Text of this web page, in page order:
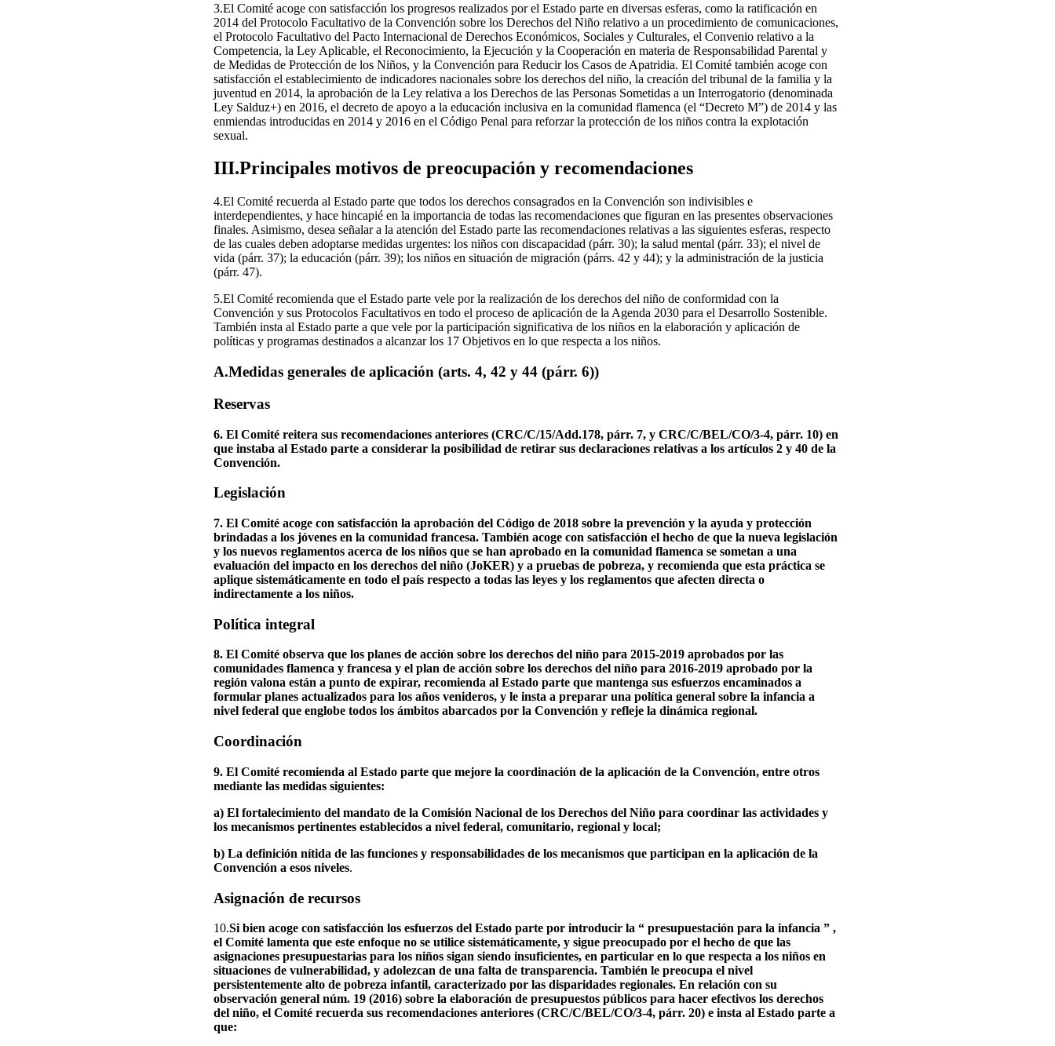
3.El Comité acoge con satisfacción los progresos realizados por el Estado parte en diversas esferas, como la ratificación en
2014 del Protocolo Facultativo de la Convención sobre los Derechos del Niño relativo a un procedimiento de comunicaciones,
el Protocolo Facultativo del Pacto Internacional de Derechos Económicos, Sociales y Culturales, el Convenio relativo a la
Competencia, la Ley Aplicable, el Reconocimiento, la Ejecución y la Cooperación en materia de Responsabilidad Parental y
de Medidas de Protección de los Niños, y la Convención para Reducir los Casos de Apatridia. El Comité también acoge con
satisfacción el establecimiento de indicadores nacionales sobre los derechos del niño, la creación del tribunal de la familia y la
juventud en 2014, la aprobación de la Ley relativa a los Derechos de las Personas Sometidas a un Interrogatorio (denominada
Ley Salduz+) en 2016, el decreto de apoyo a la educación inclusiva en la comunidad flamenca (el “Decreto M”) de 2014 y las
enmiendas introducidas en 2014 y 2016 en el Código Penal para reforzar la protección de los niños contra la explotación
sexual.
III.Principales motivos de preocupación y recomendaciones
4.El Comité recuerda al Estado parte que todos los derechos consagrados en la Convención son indivisibles e
interdependientes, y hace hincapié en la importancia de todas las recomendaciones que figuran en las presentes observaciones
finales. Asimismo, desea señalar a la atención del Estado parte las recomendaciones relativas a las siguientes esferas, respecto
de las cuales deben adoptarse medidas urgentes: los niños con discapacidad (párr. 30); la salud mental (párr. 33); el nivel de
vida (párr. 37); la educación (párr. 39); los niños en situación de migración (párrs. 42 y 44); y la administración de la justicia
(párr. 47).
5.El Comité recomienda que el Estado parte vele por la realización de los derechos del niño de conformidad con la
Convención y sus Protocolos Facultativos en todo el proceso de aplicación de la Agenda 2030 para el Desarrollo Sostenible.
También insta al Estado parte a que vele por la participación significativa de los niños en la elaboración y aplicación de
políticas y programas destinados a alcanzar los 17 Objetivos en lo que respecta a los niños.
A.Medidas generales de aplicación (arts. 4, 42 y 44 (párr. 6))
Reservas
6. El Comité reitera sus recomendaciones anteriores (CRC/C/15/Add.178, párr. 7, y CRC/C/BEL/CO/3-4, párr. 10) en
que instaba al Estado parte a considerar la posibilidad de retirar sus declaraciones relativas a los artículos 2 y 40 de la
Convención.
Legislación
7. El Comité acoge con satisfacción la aprobación del Código de 2018 sobre la prevención y la ayuda y protección
brindadas a los jóvenes en la comunidad francesa. También acoge con satisfacción el hecho de que la nueva legislación
y los nuevos reglamentos acerca de los niños que se han aprobado en la comunidad flamenca se sometan a una
evaluación del impacto en los derechos del niño (JoKER) y a pruebas de pobreza, y recomienda que esta práctica se
aplique sistemáticamente en todo el país respecto a todas las leyes y los reglamentos que afecten directa o
indirectamente a los niños.
Política integral
8. El Comité observa que los planes de acción sobre los derechos del niño para 2015-2019 aprobados por las
comunidades flamenca y francesa y el plan de acción sobre los derechos del niño para 2016-2019 aprobado por la
región valona están a punto de expirar, recomienda al Estado parte que mantenga sus esfuerzos encaminados a
formular planes actualizados para los años venideros, y le insta a preparar una política general sobre la infancia a
nivel federal que englobe todos los ámbitos abarcados por la Convención y refleje la dinámica regional.
Coordinación
9. El Comité recomienda al Estado parte que mejore la coordinación de la aplicación de la Convención, entre otros
mediante las medidas siguientes:
a) El fortalecimiento del mandato de la Comisión Nacional de los Derechos del Niño para coordinar las actividades y
los mecanismos pertinentes establecidos a nivel federal, comunitario, regional y local;
b) La definición nítida de las funciones y responsabilidades de los mecanismos que participan en la aplicación de la
Convención a esos niveles.
Asignación de recursos
10.Si bien acoge con satisfacción los esfuerzos del Estado parte por introducir la “ presupuestación para la infancia ” ,
el Comité lamenta que este enfoque no se utilice sistemáticamente, y sigue preocupado por el hecho de que las
asignaciones presupuestarias para los niños sigan siendo insuficientes, en particular en lo que respecta a los niños en
situaciones de vulnerabilidad, y adolezcan de una falta de transparencia. También le preocupa el nivel
persistentemente alto de pobreza infantil, caracterizado por las disparidades regionales. En relación con su
observación general núm. 19 (2016) sobre la elaboración de presupuestos públicos para hacer efectivos los derechos
del niño, el Comité recuerda sus recomendaciones anteriores (CRC/C/BEL/CO/3-4, párr. 20) e insta al Estado parte a
que: